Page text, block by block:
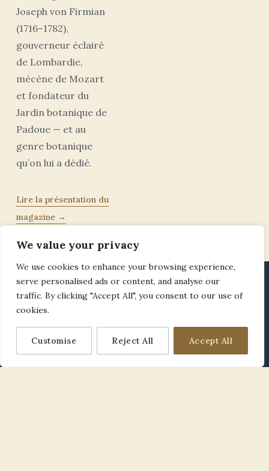
We value your privacy
We use cookies to enhance your browsing experience,
serve personalised ads or content, and analyse our
traffic. By clicking "Accept All", you consent to our use of
cookies.
Customise Reject All Accept All
Joseph von Firmian
(1716–1782),
gouverneur éclairé
de Lombardie,
mécène de Mozart
et fondateur du
Jardin botanique de
Padoue — et au
genre botanique
qu’on lui a dédié.
Lire la présentation du
magazine →
CINQ TERRITOIRES ÉDITORIAUX
Explorer les thématiques